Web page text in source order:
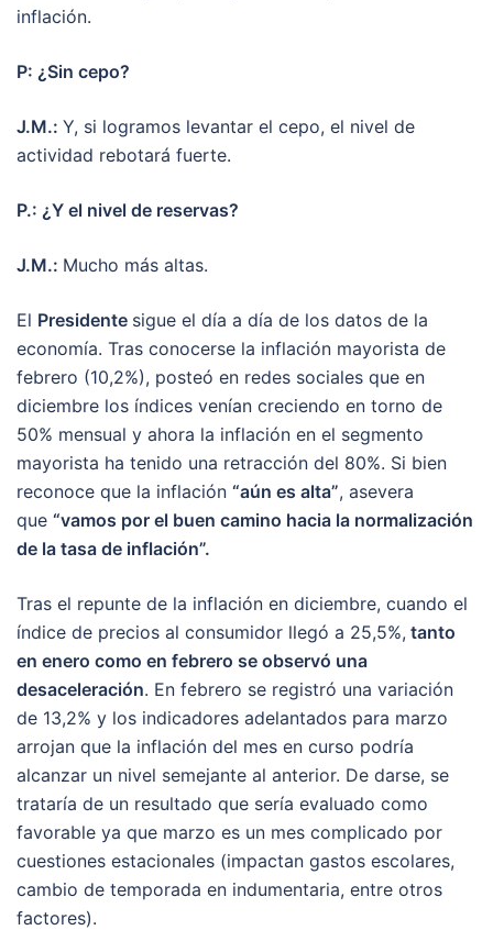
inflación.
P: ¿Sin cepo?
J.M.: Y, si logramos levantar el cepo, el nivel de
actividad rebotará fuerte.
P.: ¿Y el nivel de reservas?
J.M.: Mucho más altas.
El Presidente sigue el día a día de los datos de la
economía. Tras conocerse la inflación mayorista de
febrero (10,2%), posteó en redes sociales que en
diciembre los índices venían creciendo en torno de
50% mensual y ahora la inflación en el segmento
mayorista ha tenido una retracción del 80%. Si bien
reconoce que la inflación “aún es alta”, asevera
que “vamos por el buen camino hacia la normalización
de la tasa de inflación”.
Tras el repunte de la inflación en diciembre, cuando el
índice de precios al consumidor llegó a 25,5%, tanto
en enero como en febrero se observó una
desaceleración. En febrero se registró una variación
de 13,2% y los indicadores adelantados para marzo
arrojan que la inflación del mes en curso podría
alcanzar un nivel semejante al anterior. De darse, se
trataría de un resultado que sería evaluado como
favorable ya que marzo es un mes complicado por
cuestiones estacionales (impactan gastos escolares,
cambio de temporada en indumentaria, entre otros
factores).